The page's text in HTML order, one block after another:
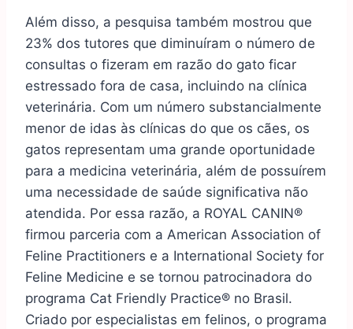
Além disso, a pesquisa também mostrou que
23% dos tutores que diminuíram o número de
consultas o fizeram em razão do gato ficar
estressado fora de casa, incluindo na clínica
veterinária. Com um número substancialmente
menor de idas às clínicas do que os cães, os
gatos representam uma grande oportunidade
para a medicina veterinária, além de possuírem
uma necessidade de saúde significativa não
atendida. Por essa razão, a ROYAL CANIN®
firmou parceria com a American Association of
Feline Practitioners e a International Society for
Feline Medicine e se tornou patrocinadora do
programa Cat Friendly Practice® no Brasil.
Criado por especialistas em felinos, o programa